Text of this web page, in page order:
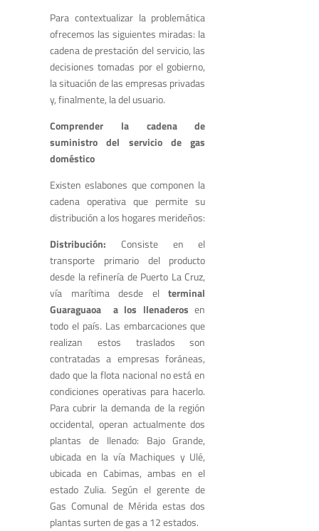
Para contextualizar la problemática
ofrecemos las siguientes miradas: la
cadena de prestación del servicio, las
decisiones tomadas por el gobierno,
la situación de las empresas privadas
y, finalmente, la del usuario.
Comprender la cadena de
suministro del servicio de gas
doméstico
Existen eslabones que componen la
cadena operativa que permite su
distribución a los hogares merideños:
Distribución: Consiste en el
transporte primario del producto
desde la refinería de Puerto La Cruz,
vía marítima desde elterminal
Guaraguaoa a los llenaderos en
todo el país. Las embarcaciones que
realizan estos traslados son
contratadas a empresas foráneas,
dado que la flota nacional no está en
condiciones operativas para hacerlo.
Para cubrir la demanda de la región
occidental, operan actualmente dos
plantas de llenado: Bajo Grande,
ubicada en la vía Machiques y Ulé,
ubicada en Cabimas, ambas en el
estado Zulia. Según el gerente de
Gas Comunal de Mérida estas dos
plantas surten de gas a 12 estados.